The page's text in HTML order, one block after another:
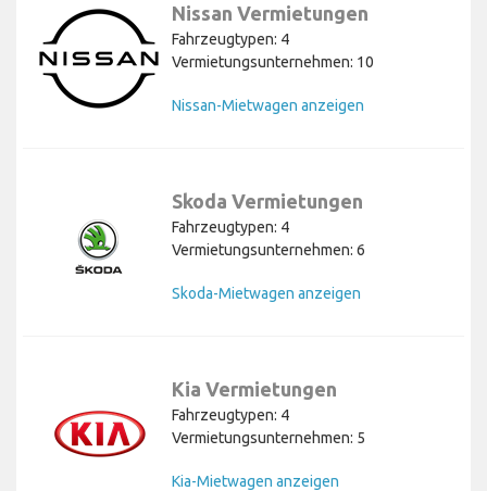
Nissan Vermietungen
Fahrzeugtypen: 4
Vermietungsunternehmen: 10
Nissan-Mietwagen anzeigen
Skoda Vermietungen
Fahrzeugtypen: 4
Vermietungsunternehmen: 6
Skoda-Mietwagen anzeigen
Kia Vermietungen
Fahrzeugtypen: 4
Vermietungsunternehmen: 5
Kia-Mietwagen anzeigen